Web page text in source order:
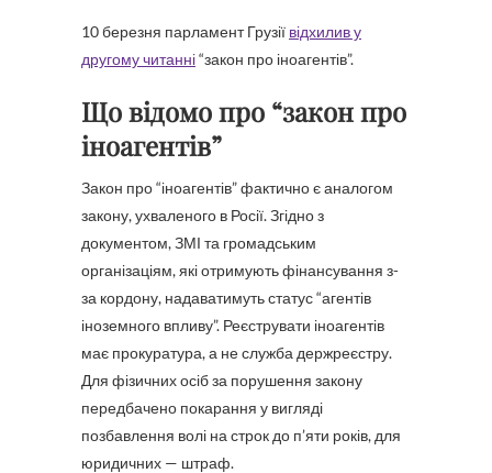
10 березня парламент Грузії відхилив у
другому читанні“закон про іноагентів”.
Що відомо про “закон про
іноагентів”
Закон про “іноагентів” фактично є аналогом
закону, ухваленого в Росії. Згідно з
документом, ЗМІ та громадським
організаціям, які отримують фінансування з-
за кордону, надаватимуть статус “агентів
іноземного впливу”. Реєструвати іноагентів
має прокуратура, а не служба держреєстру.
Для фізичних осіб за порушення закону
передбачено покарання у вигляді
позбавлення волі на строк до п’яти років, для
юридичних — штраф.